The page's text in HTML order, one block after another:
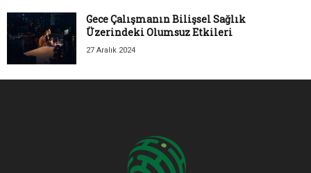
Gece Çalışmanın Bilişsel Sağlık
Üzerindeki Olumsuz Etkileri
27 Aralık 2024